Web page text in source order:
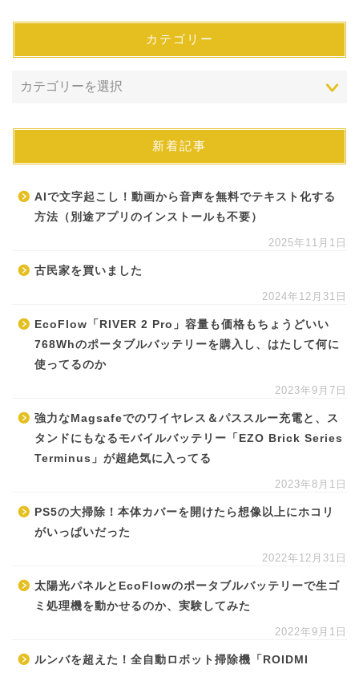
カテゴリー
新着記事
AIで文字起こし！動画から音声を無料でテキスト化する
方法（別途アプリのインストールも不要）
2025年11月1日
古民家を買いました
2024年12月31日
EcoFlow「RIVER 2 Pro」容量も価格もちょうどいい
768Whのポータブルバッテリーを購入し、はたして何に
使ってるのか
2023年9月7日
強力なMagsafeでのワイヤレス＆パススルー充電と、ス
タンドにもなるモバイルバッテリー「EZO Brick Series
Terminus」が超絶気に入ってる
2023年8月1日
PS5の大掃除！本体カバーを開けたら想像以上にホコリ
がいっぱいだった
2022年12月31日
太陽光パネルとEcoFlowのポータブルバッテリーで生ゴ
ミ処理機を動かせるのか、実験してみた
2022年9月1日
ルンバを超えた！全自動ロボット掃除機「ROIDMI